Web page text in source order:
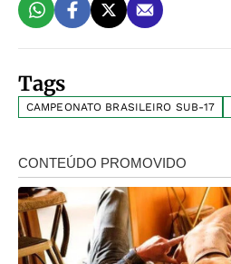
Tags
CAMPEONATO BRASILEIRO SUB-17